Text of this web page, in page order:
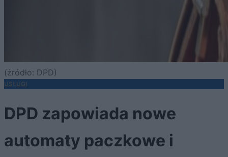
(źródło: DPD)
USŁUGI
DPD zapowiada nowe
automaty paczkowe i